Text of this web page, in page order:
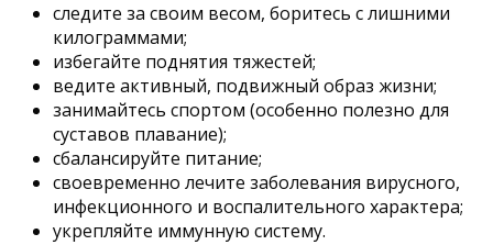
следите за своим весом, боритесь с лишними
килограммами;
избегайте поднятия тяжестей;
ведите активный, подвижный образ жизни;
занимайтесь спортом (особенно полезно для
суставов плавание);
сбалансируйте питание;
своевременно лечите заболевания вирусного,
инфекционного и воспалительного характера;
укрепляйте иммунную систему.